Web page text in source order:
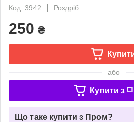
Код: 3942
Роздріб
250 ₴
або
Купити з
Що таке купити з Пром?